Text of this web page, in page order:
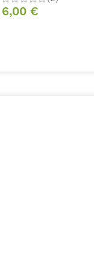
6,00€